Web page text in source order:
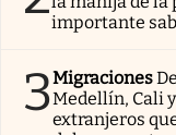
importante
3Migraciones
Medellín, Cali
extranjeros